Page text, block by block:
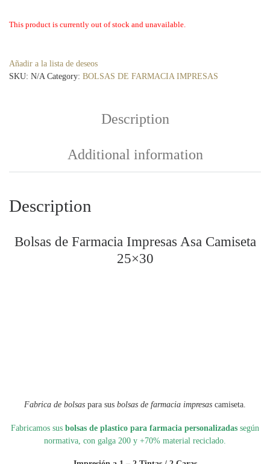
This product is currently out of stock and unavailable.
Añadir a la lista de deseos
SKU: N/A Category: BOLSAS DE FARMACIA IMPRESAS
Description
Additional information
Description
Bolsas de Farmacia Impresas Asa Camiseta
25×30
Fabrica de bolsas para sus bolsas de farmacia impresas camiseta.
Fabricamos sus bolsas de plastico para farmacia personalizadas según
normativa, con galga 200 y +70% material reciclado.